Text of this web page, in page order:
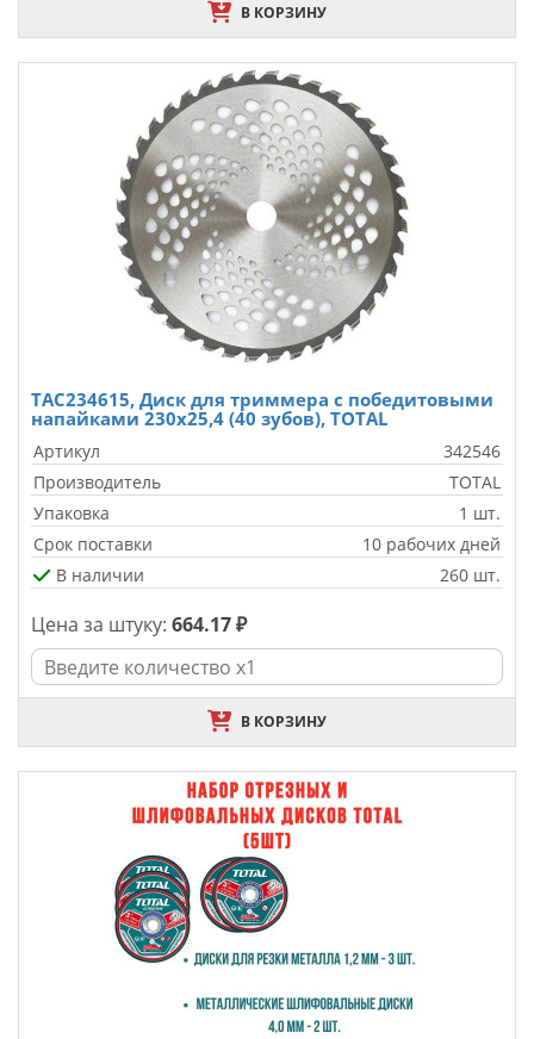
В КОРЗИНУ
TAC234615, Диск для триммера с победитовыми
напайками 230х25,4 (40 зубов), TOTAL
Артикул
342546
Производитель
TOTAL
Упаковка
1 шт.
Срок поставки
10 рабочих дней
В наличии
260 шт.
Цена за штуку: 664.17 ₽
В КОРЗИНУ